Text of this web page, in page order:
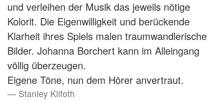
und verleihen der Musik das jeweils nötige
Kolorit. Die Eigenwilligkeit und berückende
Klarheit ihres Spiels malen traumwandlerische
Bilder. Johanna Borchert kann im Alleingang
völlig überzeugen.
Eigene Töne, nun dem Hörer anvertraut.
Stanley Klifoth